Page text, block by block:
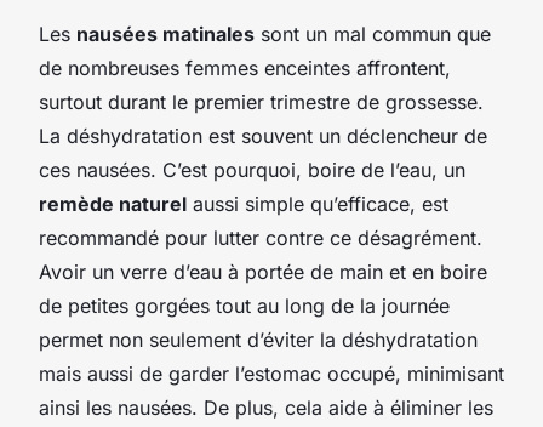
Les nausées matinales sont un mal commun que
de nombreuses femmes enceintes affrontent,
surtout durant le premier trimestre de grossesse.
La déshydratation est souvent un déclencheur de
ces nausées. C’est pourquoi, boire de l’eau, un
remède naturel aussi simple qu’efficace, est
recommandé pour lutter contre ce désagrément.
Avoir un verre d’eau à portée de main et en boire
de petites gorgées tout au long de la journée
permet non seulement d’éviter la déshydratation
mais aussi de garder l’estomac occupé, minimisant
ainsi les nausées. De plus, cela aide à éliminer les